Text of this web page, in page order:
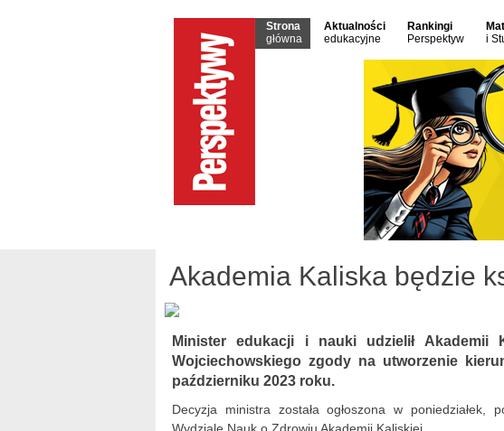
Strona
główna
Aktualności
edukacyjne
Rankingi
Perspektyw
i
Akademia Kaliska będzie
Minister edukacji i nauki udzielił Akademii
Wojciechowskiego zgody na utworzenie
październiku 2023 roku.
Decyzja ministra została ogłoszona w poniedziałek,